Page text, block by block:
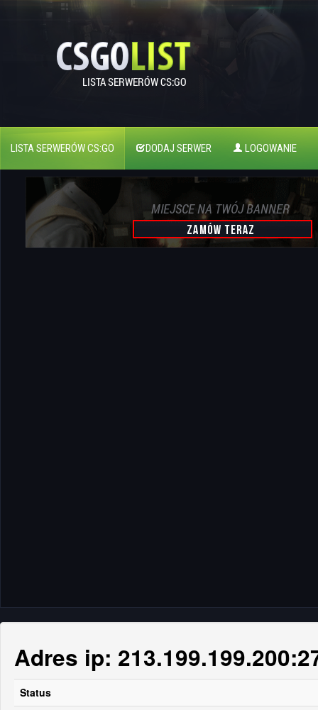
LISTA SERWERÓW CS:GO DODAJ SERWER LOGOWANIE
Adres ip:
Status